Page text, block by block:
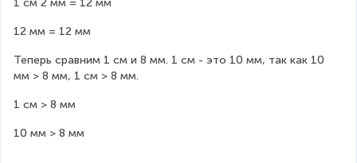
12 мм = 12 мм
Теперь сравним 1 см и 8 мм. 1 см - это 10 мм, так как 10
мм > 8 мм, 1 см > 8 мм.
1 см > 8 мм
10 мм > 8 мм